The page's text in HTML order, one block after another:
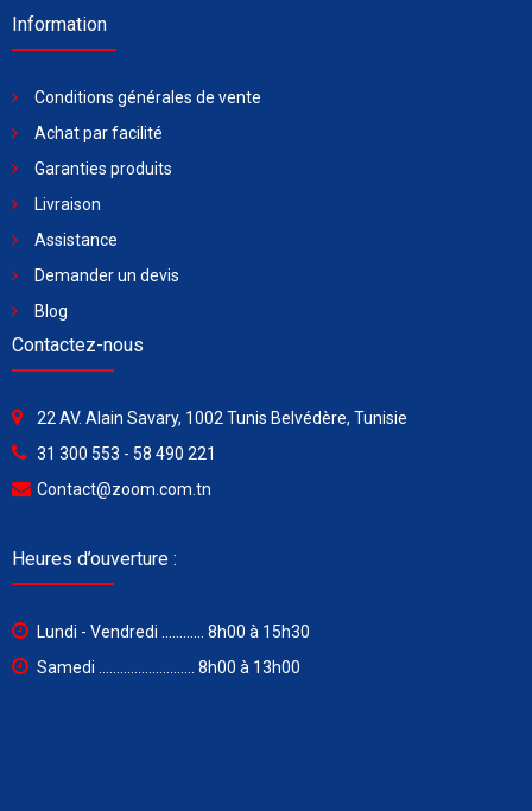
Information
Conditions générales de vente
Achat par facilité
Garanties produits
Livraison
Assistance
Demander un devis
Blog
Contactez-nous
22 AV. Alain Savary, 1002 Tunis Belvédère, Tunisie
31 300 553 - 58 490 221
Contact@zoom.com.tn
Heures d’ouverture :
Lundi - Vendredi ............ 8h00 à 15h30
Samedi ........................... 8h00 à 13h00